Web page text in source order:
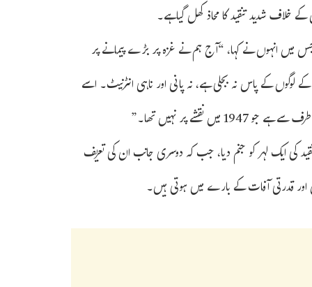
خلاف شدید تنقید کا محاذ کھل گیاہے۔
جس میں انہوں نے کہا، “آج ہم نے غزہ پر بڑے پیمانے پر
کے پاس نہ بجلی ہے، نہ پانی اور ناہی انٹرنیٹ۔ اسے
پر نہیں تھا۔”
ایک لہر کو جنم دیا، جب کہ دوسری جانب ان کی تعریف
قدرتی آفات کے بارے میں ہوتی ہیں۔